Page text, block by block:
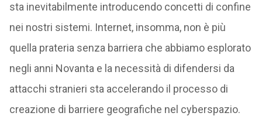
sta inevitabilmente introducendo concetti di confine
nei nostri sistemi. Internet, insomma, non è più
quella prateria senza barriera che abbiamo esplorato
negli anni Novanta e la necessità di difendersi da
attacchi stranieri sta accelerando il processo di
creazione di barriere geografiche nel cyberspazio.